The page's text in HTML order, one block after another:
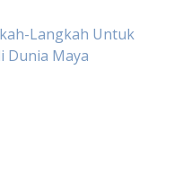
Langkah Untuk
Dunia Maya